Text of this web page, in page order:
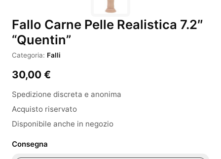
Fallo Carne Pelle Realistica 7.2″
“Quentin”
Categoria: Falli
30,00 €
Spedizione discreta e anonima
Acquisto riservato
Disponibile anche in negozio
Consegna